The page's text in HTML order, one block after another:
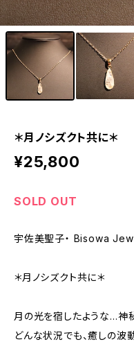
＊月ノシズクト共に＊
¥25,800
SOLD OUT
宇佐美聖子・ Bisowa
＊月ノシズクト共に＊
月の光を宿したような…神
どんな状況でも、癒しの波